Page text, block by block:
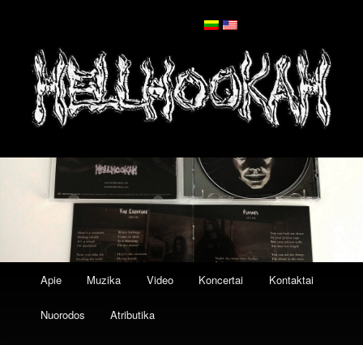
Eiti
į
Apie Muzika Video Koncertai Kontaktai
Nuorodos Atributika